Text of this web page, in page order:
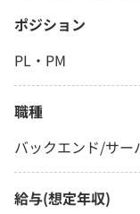
ポジション
PL・PM
職種
バックエンド/サー
給与(想定年収)